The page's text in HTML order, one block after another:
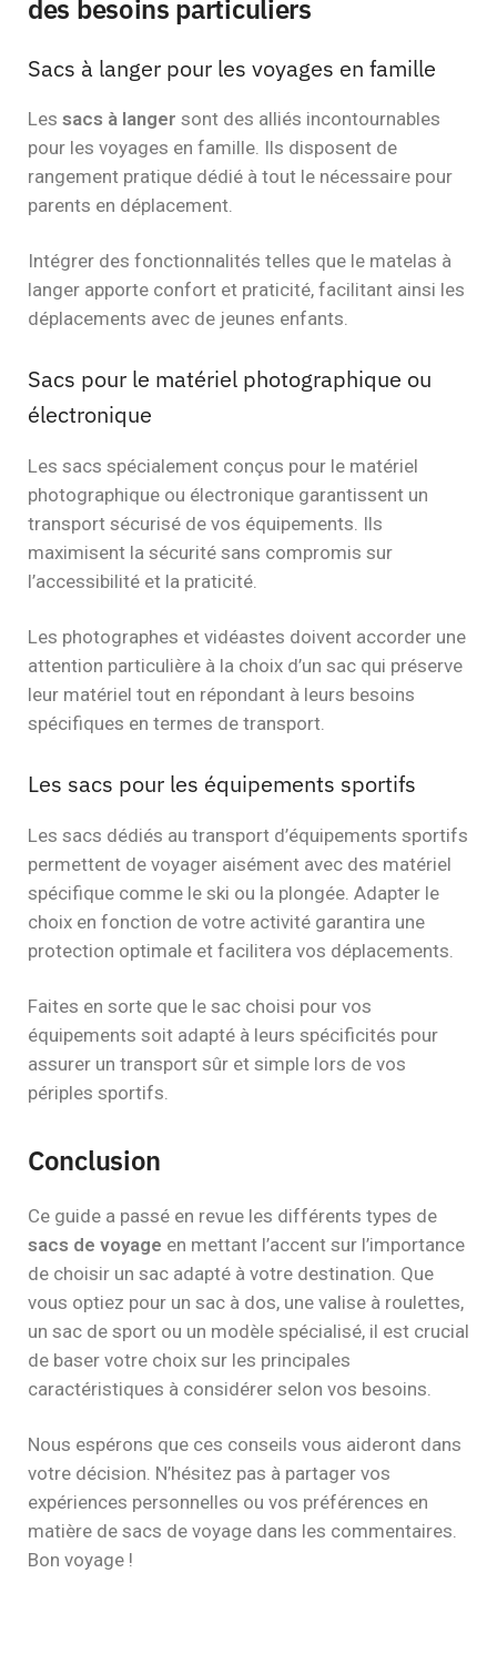
des besoins particuliers
Sacs à langer pour les voyages en famille
Les sacs à langer sont des alliés incontournables
pour les voyages en famille. Ils disposent de
rangement pratique dédié à tout le nécessaire pour
parents en déplacement.
Intégrer des fonctionnalités telles que le matelas à
langer apporte confort et praticité, facilitant ainsi les
déplacements avec de jeunes enfants.
Sacs pour le matériel photographique ou
électronique
Les sacs spécialement conçus pour le matériel
photographique ou électronique garantissent un
transport sécurisé de vos équipements. Ils
maximisent la sécurité sans compromis sur
l’accessibilité et la praticité.
Les photographes et vidéastes doivent accorder une
attention particulière à la choix d’un sac qui préserve
leur matériel tout en répondant à leurs besoins
spécifiques en termes de transport.
Les sacs pour les équipements sportifs
Les sacs dédiés au transport d’équipements sportifs
permettent de voyager aisément avec des matériel
spécifique comme le ski ou la plongée. Adapter le
choix en fonction de votre activité garantira une
protection optimale et facilitera vos déplacements.
Faites en sorte que le sac choisi pour vos
équipements soit adapté à leurs spécificités pour
assurer un transport sûr et simple lors de vos
périples sportifs.
Conclusion
Ce guide a passé en revue les différents types de
sacs de voyage en mettant l’accent sur l’importance
de choisir un sac adapté à votre destination. Que
vous optiez pour un sac à dos, une valise à roulettes,
un sac de sport ou un modèle spécialisé, il est crucial
de baser votre choix sur les principales
caractéristiques à considérer selon vos besoins.
Nous espérons que ces conseils vous aideront dans
votre décision. N’hésitez pas à partager vos
expériences personnelles ou vos préférences en
matière de sacs de voyage dans les commentaires.
Bon voyage !